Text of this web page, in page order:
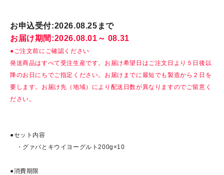
お申込受付:2026.08.25まで
お届け期間:2026.08.01～ 08.31
●ご注文前にご確認ください
発送商品はすべて受注生産です。お届け希望日はご注文日より５日後以
降のお日にちでご指定ください。お届けまでに最短でも製造から２日を
要します。お届け先（地域）により配送日数が異なりますのでご留意く
ださい。
●セット内容
・グァバとキウイヨーグルト200g×10
●消費期限